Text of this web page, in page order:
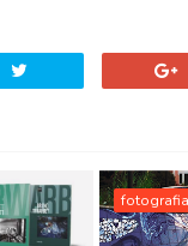
fotografia